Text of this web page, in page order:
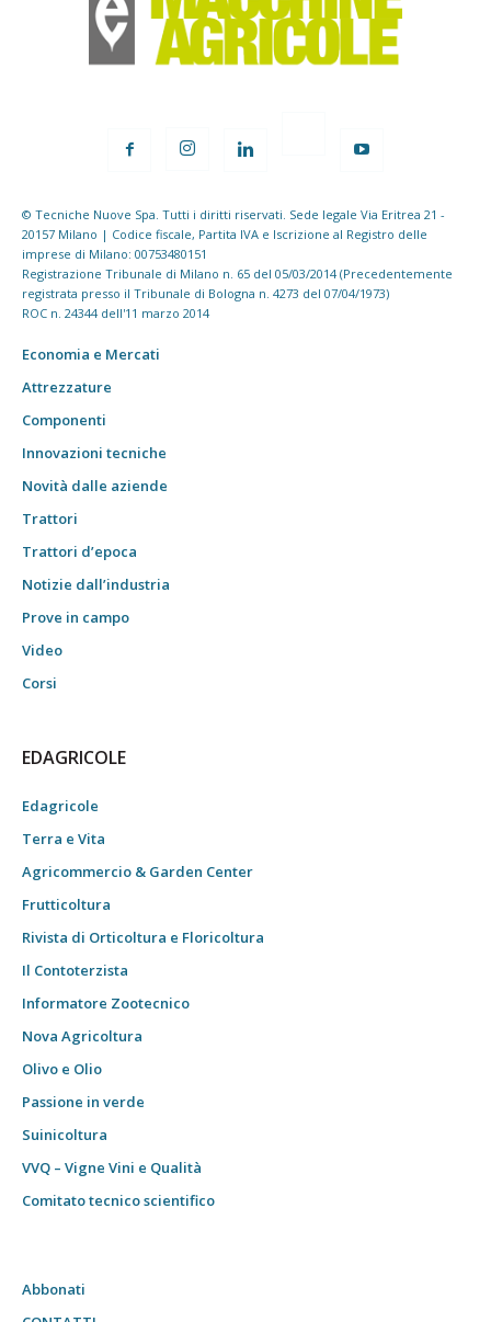
© Tecniche Nuove Spa. Tutti i diritti riservati. Sede legale Via Eritrea 21 -
20157 Milano | Codice fiscale, Partita IVA e Iscrizione al Registro delle
imprese di Milano: 00753480151
Registrazione Tribunale di Milano n. 65 del 05/03/2014 (Precedentemente
registrata presso il Tribunale di Bologna n. 4273 del 07/04/1973)
ROC n. 24344 dell'11 marzo 2014
Economia e Mercati
Attrezzature
Componenti
Innovazioni tecniche
Novità dalle aziende
Trattori
Trattori d’epoca
Notizie dall’industria
Prove in campo
Video
Corsi
EDAGRICOLE
Edagricole
Terra e Vita
Agricommercio & Garden Center
Frutticoltura
Rivista di Orticoltura e Floricoltura
Il Contoterzista
Informatore Zootecnico
Nova Agricoltura
Olivo e Olio
Passione in verde
Suinicoltura
VVQ – Vigne Vini e Qualità
Comitato tecnico scientifico
Abbonati